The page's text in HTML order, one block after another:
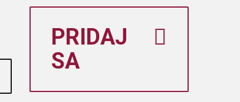
PRIDAJ
SA